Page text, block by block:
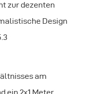
zur dezenten
Design
am
ein 2x1 Meter